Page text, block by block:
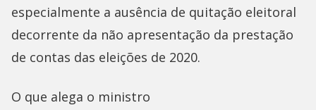
especialmente a ausência de quitação eleitoral
decorrente da não apresentação da prestação
de contas das eleições de 2020.
O que alega o ministro